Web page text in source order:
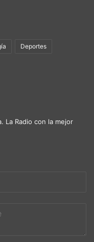
Deportes
La Radio con la mejor